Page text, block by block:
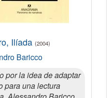
Ilíada (2004)
Baricco
por la idea de adaptar
para una lectura